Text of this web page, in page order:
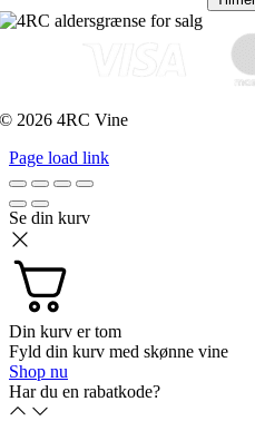
© 2026 4RC Vine
Page load link
Se din kurv
Din kurv er tom
Fyld din kurv med skønne vine
Shop nu
Har du en rabatkode?